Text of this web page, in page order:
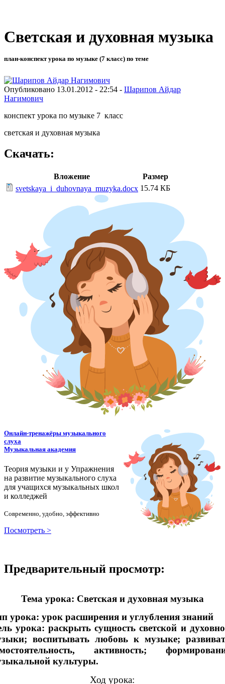
Светская и духовная музыка
план-конспект урока по музыке (7 класс) по теме
Опубликовано 13.01.2012 - 22:54 - Шарипов Айдар
Нагимович
конспект урока по музыке 7 класс
светская и духовная музыка
Скачать:
Вложение
Размер
svetskaya_i_duhovnaya_muzyka.docx 15.74 КБ
Онлайн-тренажёры музыкального
слуха
Музыкальная академия
Теория музыки и у Упражнения
на развитие музыкального слуха
для учащихся музыкальных школ
и колледжей
Современно, удобно, эффективно
Посмотреть >
Предварительный просмотр:
Тема урока: Светская и духовная музыка
урока: урок расширения и углубления знаний
урока: раскрыть сущность светской и
воспитывать любовь к музыке;
активность;
культуры.
Ход урока: